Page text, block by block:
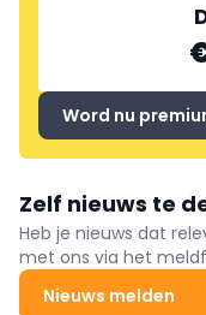
Word nu
Zelf nieuws te
Heb je nieuws dat
met ons via het
Nieuws melden